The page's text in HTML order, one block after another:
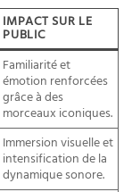
IMPACT SUR LE
PUBLIC
Familiarité et
émotion renforcées
grâce à des
morceaux iconiques.
Immersion visuelle et
intensification de la
dynamique sonore.